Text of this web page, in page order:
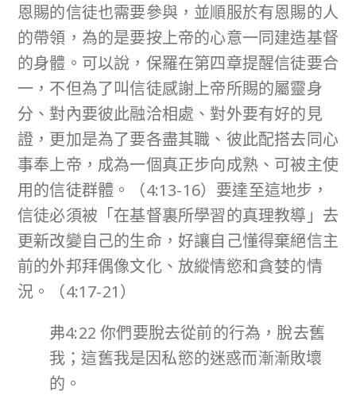
恩賜的信徒也需要參與，並順服於有恩賜的人
的帶領，為的是要按上帝的心意一同建造基督
的身體。可以說，保羅在第四章提醒信徒要合
一，不但為了叫信徒感謝上帝所賜的屬靈身
分、對內要彼此融洽相處、對外要有好的見
證，更加是為了要各盡其職、彼此配搭去同心
事奉上帝，成為一個真正步向成熟、可被主使
用的信徒群體。（4:13-16）要達至這地步，
信徒必須被「在基督裏所學習的真理教導」去
更新改變自己的生命，好讓自己懂得棄絕信主
前的外邦拜偶像文化、放縱情慾和貪婪的情
況。（4:17-21）
弗4:22 你們要脫去從前的行為，脫去舊
我；這舊我是因私慾的迷惑而漸漸敗壞
的。